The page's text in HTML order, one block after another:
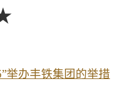
举办丰铁集团的举措